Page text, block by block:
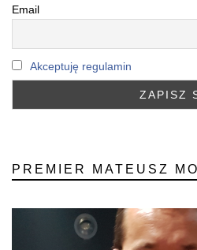
Email
Akceptuję regulamin
PREMIER MATEUSZ